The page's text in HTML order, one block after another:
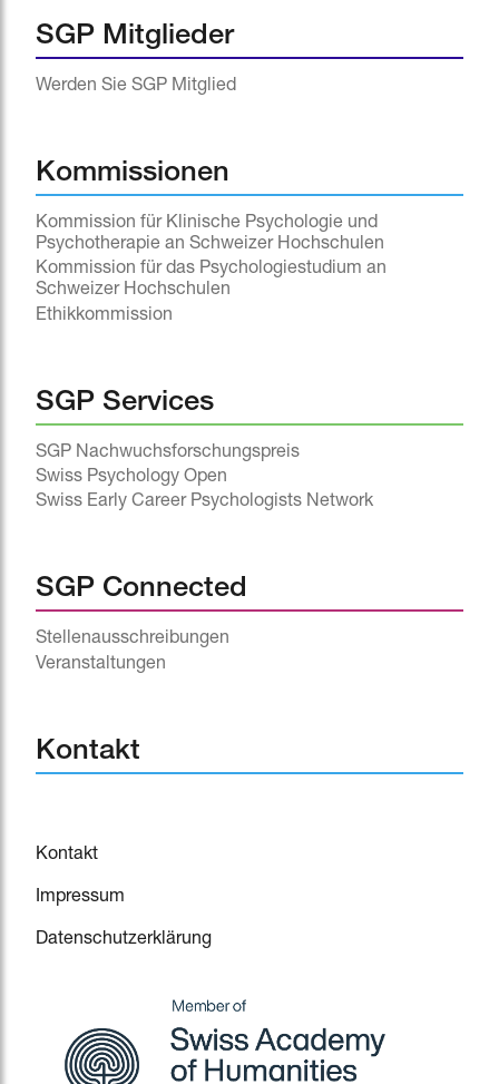
SGP Mitglieder
Werden Sie SGP Mitglied
Kommissionen
Kommission für Klinische Psychologie und
Psychotherapie an Schweizer Hochschulen
Kommission für das Psychologiestudium an
Schweizer Hochschulen
Ethikkommission
SGP Services
SGP Nachwuchsforschungspreis
Swiss Psychology Open
Swiss Early Career Psychologists Network
SGP Connected
Stellenausschreibungen
Veranstaltungen
Kontakt
Kontakt
Impressum
Datenschutzerklärung